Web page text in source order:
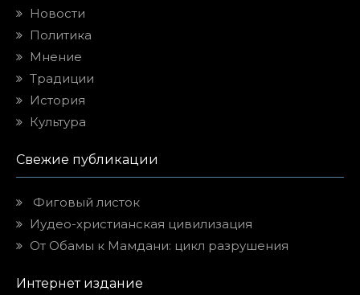
Новости
Политика
Мнение
Традиции
История
Культура
Свежие публикации
Фиговый листок
Иудео-христианская цивилизация
От Обамы к Мамдани: цикл разрушения
Интернет издание